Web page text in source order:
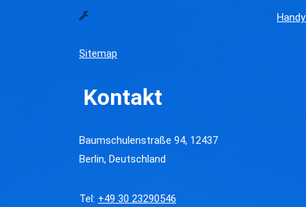
Sitemap
Kontakt
Baumschulenstraße 94, 12437
Berlin, Deutschland
Tel: +49 30 23290546